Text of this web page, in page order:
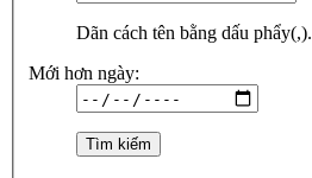
Dãn cách tên bằng dấu phẩy(,).
Mới hơn ngày: